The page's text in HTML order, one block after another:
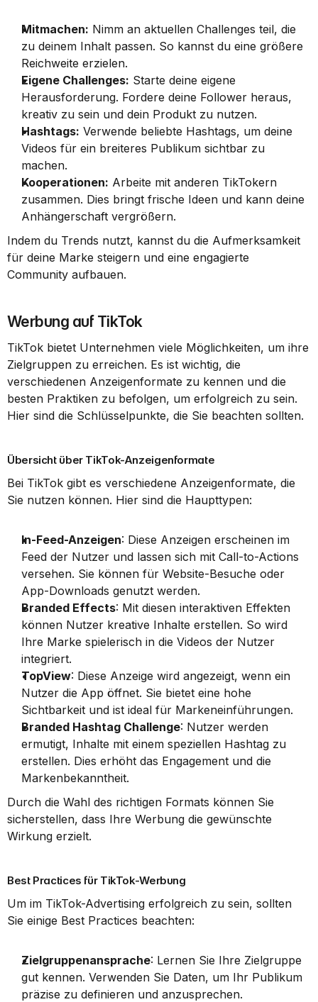
Mitmachen: Nimm an aktuellen Challenges teil, die
zu deinem Inhalt passen. So kannst du eine größere
Reichweite erzielen.
Eigene Challenges: Starte deine eigene
Herausforderung. Fordere deine Follower heraus,
kreativ zu sein und dein Produkt zu nutzen.
Hashtags: Verwende beliebte Hashtags, um deine
Videos für ein breiteres Publikum sichtbar zu
machen.
Kooperationen: Arbeite mit anderen TikTokern
zusammen. Dies bringt frische Ideen und kann deine
Anhängerschaft vergrößern.
Indem du Trends nutzt, kannst du die Aufmerksamkeit
für deine Marke steigern und eine engagierte
Community aufbauen.
Werbung auf TikTok
TikTok bietet Unternehmen viele Möglichkeiten, um ihre
Zielgruppen zu erreichen. Es ist wichtig, die
verschiedenen Anzeigenformate zu kennen und die
besten Praktiken zu befolgen, um erfolgreich zu sein.
Hier sind die Schlüsselpunkte, die Sie beachten sollten.
Übersicht über TikTok-Anzeigenformate
Bei TikTok gibt es verschiedene Anzeigenformate, die
Sie nutzen können. Hier sind die Haupttypen:
In-Feed-Anzeigen: Diese Anzeigen erscheinen im
Feed der Nutzer und lassen sich mit Call-to-Actions
versehen. Sie können für Website-Besuche oder
App-Downloads genutzt werden.
Branded Effects: Mit diesen interaktiven Effekten
können Nutzer kreative Inhalte erstellen. So wird
Ihre Marke spielerisch in die Videos der Nutzer
integriert.
TopView: Diese Anzeige wird angezeigt, wenn ein
Nutzer die App öffnet. Sie bietet eine hohe
Sichtbarkeit und ist ideal für Markeneinführungen.
Branded Hashtag Challenge: Nutzer werden
ermutigt, Inhalte mit einem speziellen Hashtag zu
erstellen. Dies erhöht das Engagement und die
Markenbekanntheit.
Durch die Wahl des richtigen Formats können Sie
sicherstellen, dass Ihre Werbung die gewünschte
Wirkung erzielt.
Best Practices für TikTok-Werbung
Um im TikTok-Advertising erfolgreich zu sein, sollten
Sie einige Best Practices beachten:
Zielgruppenansprache: Lernen Sie Ihre Zielgruppe
gut kennen. Verwenden Sie Daten, um Ihr Publikum
präzise zu definieren und anzusprechen.